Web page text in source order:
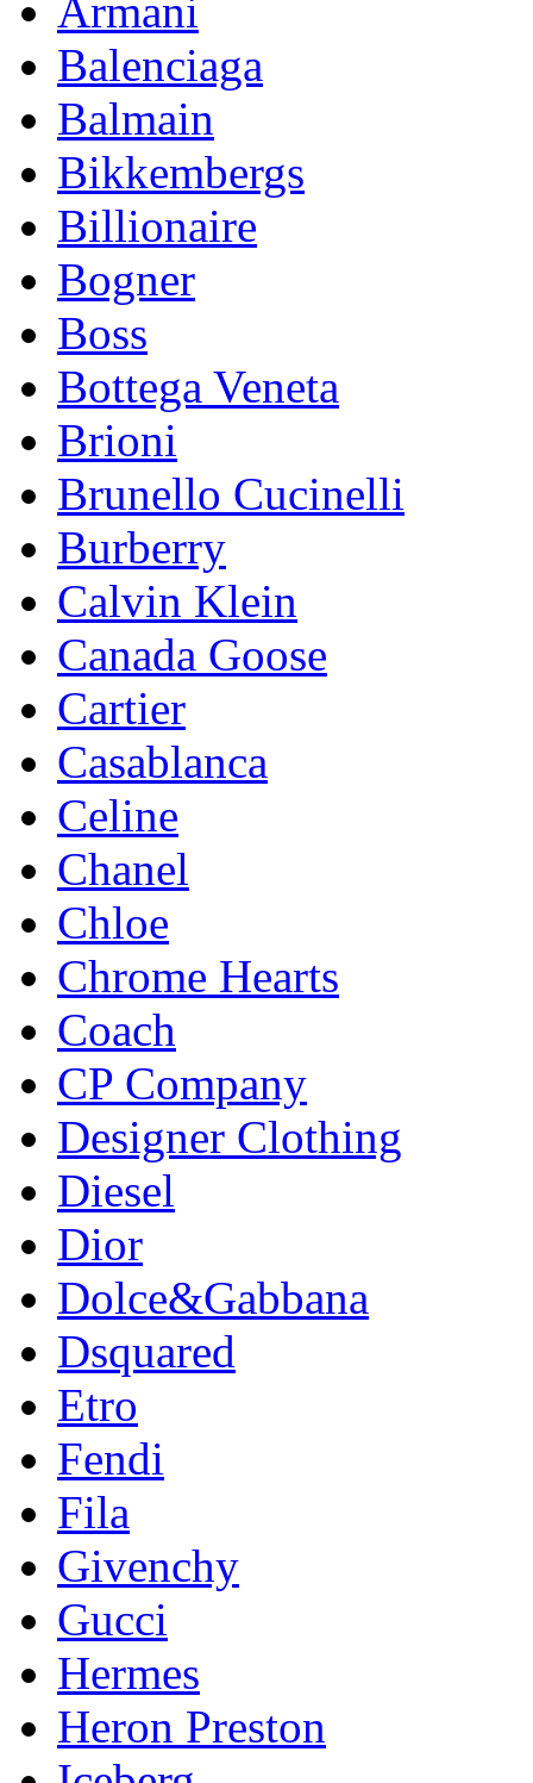
Armani
Balenciaga
Balmain
Bikkembergs
Billionaire
Bogner
Boss
Bottega Veneta
Brioni
Brunello Cucinelli
Burberry
Calvin Klein
Canada Goose
Cartier
Casablanca
Celine
Chanel
Chloe
Chrome Hearts
Coach
CP Company
Designer Clothing
Diesel
Dior
Dolce&Gabbana
Dsquared
Etro
Fendi
Fila
Givenchy
Gucci
Hermes
Heron Preston